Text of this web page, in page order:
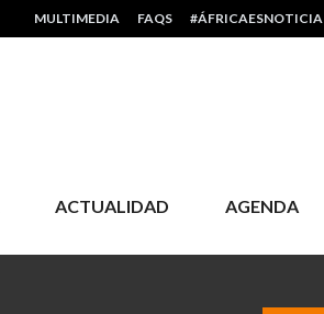
HEADER MENU
MULTIMEDIA FAQS #ÁFRICAESNOTICIA
ACTUALIDAD AGENDA